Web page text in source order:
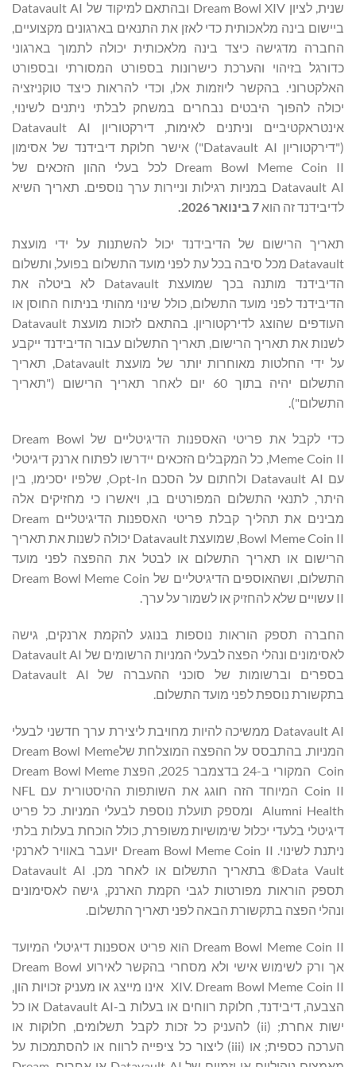
שנית, לציון Dream Bowl XIV ובהתאם למיקוד של Datavault AI
ביישום בינה מלאכותית כדי לאזן את התנאים בארגונים מקצועיים,
החברה מדגישה כיצד בינה מלאכותית יכולה לתמוך בארגוני
כדורגל בזיהוי והערכת כישרונות בספורט המסורתי ובספורט
האלקטרוני. בהקשר ליוזמות אלו, וכדי להראות כיצד טוקניזציה
יכולה להפוך היבטים נבחרים במשחק לבלתי ניתנים לשינוי,
אינטראקטיביים וניתנים לאימות, דירקטוריון Datavault AI
("דירקטוריון Datavault AI") אישר חלוקת דיבידנד של אסימון
Dream Bowl Meme Coin II לכל בעלי ההון הזכאים של
Datavault AI במניות רגילות וניירות ערך נוספים. תאריך השיא
לדיבידנד זה הוא 7 בינואר 2026.
תאריך הרישום של הדיבידנד יכול להשתנות על ידי מועצת
Datavault מכל סיבה בכל עת לפני מועד התשלום בפועל, ותשלום
הדיבידנד מותנה בכך שמועצת Datavault לא ביטלה את
הדיבידנד לפני מועד התשלום, כולל שינוי מהותי בניתוח החוסן או
העודפים שהוצג לדירקטוריון. בהתאם לזכות מועצת Datavault
לשנות את תאריך הרישום, תאריך התשלום עבור הדיבידנד ייקבע
על ידי החלטות מאוחרות יותר של מועצת Datavault, תאריך
התשלום יהיה בתוך 60 יום לאחר תאריך הרישום ("תאריך
התשלום").
כדי לקבל את פריטי האספנות הדיגיטליים של Dream Bowl
Meme Coin II, כל המקבלים הזכאים יידרשו לפתוח ארנק דיגיטלי
עם Datavault AI ולחתום על הסכם Opt-In, שלפיו יסכימו, בין
היתר, לתנאי התשלום המפורטים בו, ויאשרו כי מחזיקים אלה
מבינים את תהליך קבלת פריטי האספנות הדיגיטליים Dream
Bowl Meme Coin II, שמועצת Datavault יכולה לשנות את תאריך
הרישום או תאריך התשלום או לבטל את ההפצה לפני מועד
התשלום, ושהאוספים הדיגיטליים של Dream Bowl Meme Coin
II עשויים שלא להחזיק או לשמור על ערך.
החברה תספק הוראות נוספות בנוגע להקמת ארנקים, גישה
לאסימונים ונהלי הפצה לבעלי המניות הרשומים של Datavault AI
בספרים וברשומות של סוכני ההעברה של Datavault AI
בתקשורת נוספת לפני מועד התשלום.
Datavault AI ממשיכה להיות מחויבת ליצירת ערך חדשני לבעלי
המניות. בהתבסס על ההפצה המוצלחת שלDream Bowl Meme
Coin המקורי ב-24 בדצמבר 2025, הפצת Dream Bowl Meme
Coin II המיוחד הזה חוגג את השותפות ההיסטורית עם NFL
Alumni Health ומספק תועלת נוספת לבעלי המניות. כל פריט
דיגיטלי בלעדי יכלול שימושיות משופרת, כולל הוכחת בעלות בלתי
ניתנת לשינוי. Dream Bowl Meme Coin II יועבר באוויר לארנקי
Data Vault® בתאריך התשלום או לאחר מכן. Datavault AI
תספק הוראות מפורטות לגבי הקמת הארנק, גישה לאסימונים
ונהלי הפצה בתקשורת הבאה לפני תאריך התשלום.
Dream Bowl Meme Coin II הוא פריט אספנות דיגיטלי המיועד
אך ורק לשימוש אישי ולא מסחרי בהקשר לאירוע Dream Bowl
XIV. Dream Bowl Meme Coin II אינו מייצג או מעניק זכויות הון,
הצבעה, דיבידנד, חלוקת רווחים או בעלות ב-Datavault AI או כל
ישות אחרת; (ii) להעניק כל זכות לקבל תשלומים, חלוקות או
הערכה כספית; או (iii) ליצור כל ציפייה לרווח או להסתמכות על